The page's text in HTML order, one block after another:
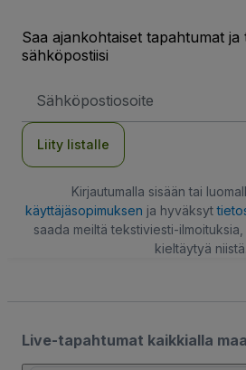
Saa ajankohtaiset tapahtumat
sähköpostiisi
Liity listalle
Kirjautumalla sisään tai
käyttäjäsopimuksen ja hyväksyt
saada meiltä tekstiviesti-
kieltäytyä niistä.
Live-tapahtumat kaikkialla